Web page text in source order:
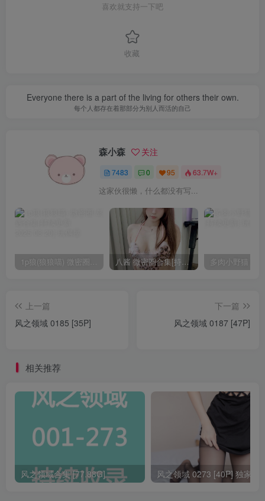
喜欢就支持一下吧
收藏
Everyone there is a part of the living for others their own.
每个人都存在着那部分为别人而活的自己
森小森 关注
7483 0 95 63.7W+
这家伙很懒，什么都没有写...
1p狼(狼狼喵) 微密圈/岛遇合集[持续更新2025.08.20] 八酱 微密圈合集[持续更新]
上一篇
风之领域 0185 [35P]
下一篇
风之领域 0187 [47P]
相关推荐
风之领域合集 [77.88G] 风之领域 0273 [40P] 独家